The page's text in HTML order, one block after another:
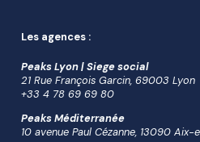
Les agences :
Peaks Lyon | Siege social
21 Rue François Garcin, 69003 Lyon
+33 4 78 69 69 80
Peaks Méditerranée
10 avenue Paul Cézanne, 13090 Aix-